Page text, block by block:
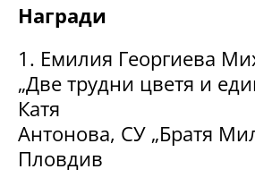
Награди
1. Емилия Георгиева
„Две трудни цветя и
Катя
Антонова, СУ „Братя
Пловдив